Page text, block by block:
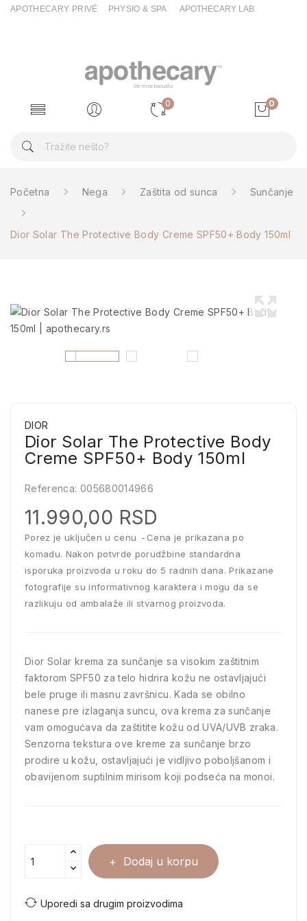
APOTHECARY PRIVÉ PHYSIO & SPA APOTHECARY LAB
0 0
Početna Nega Zaštita od sunca Sunčanje
Dior Solar The Protective Body Creme SPF50+ Body 150ml
DIOR
Dior Solar The Protective Body
Creme SPF50+ Body 150ml
Referenca: 005680014966
11.990,00 RSD
Porez je uključen u cenu
Cena je prikazana po
komadu. Nakon potvrde porudžbine standardna
isporuka proizvoda u roku do 5 radnih dana. Prikazane
fotografije su informativnog karaktera i mogu da se
razlikuju od ambalaže ili stvarnog proizvoda.
Dior Solar krema za sunčanje sa visokim zaštitnim
faktorom SPF50 za telo hidrira kožu ne ostavljajući
bele pruge ili masnu završnicu. Kada se obilno
nanese pre izlaganja suncu, ova krema za sunčanje
vam omogućava da zaštitite kožu od UVA/UVB zraka.
Senzorna tekstura ove kreme za sunčanje brzo
prodire u kožu, ostavljajući je vidljivo poboljšanom i
obavijenom suptilnim mirisom koji podseća na monoi.
Dodaj u korpu
Uporedi sa drugim proizvodima